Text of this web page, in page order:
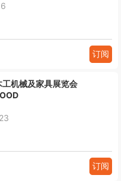
订阅
工机械及家具展览会
订阅